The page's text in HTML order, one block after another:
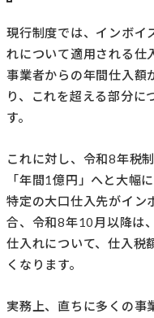
現行制度では、インボイ
れについて適用される仕
事業者からの年間仕入額
り、これを超える部分に
す。
これに対し、令和8年税
「年間1億円」へと大幅
特定の大口仕入先がイン
合、令和8年10月以降は
仕入れについて、仕入税
くなります。
実務上、直ちに多くの事